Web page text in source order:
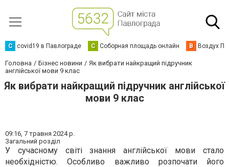
C covid19 в Павлограде С Соборная площадь онлайн В Воздух
Головна Бізнес новини
Як вибрати найкращий підручник
англійської мови 9 клас
Як вибрати найкращий підручник англійської
мови 9 клас
09:16, 7 травня 2024 р.
Загальний розділ
У сучасному світі знання англійської мови стало
необхідністю. Особливо важливо розпочати його